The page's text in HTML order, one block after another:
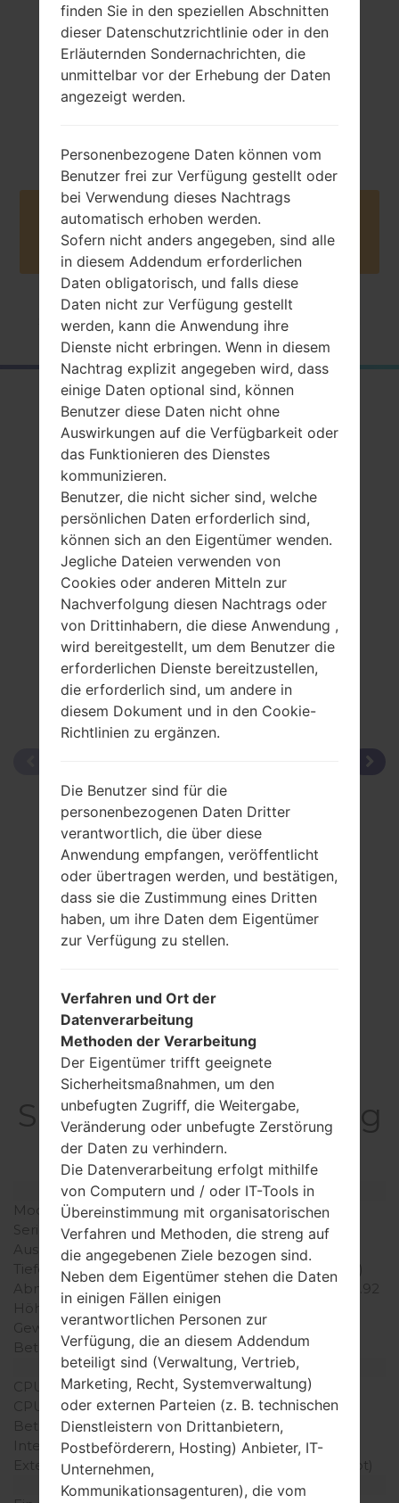
Buy accessories on Amazon
Startseite →Serie →Others →SamsungSGH-E251
RückblickSamsung
SGH-E251
Vergleiche
SpezifikationSamsung
SGH-E251
Modell und seine Eigenschaften
Modell
SamsungSGH-E251
Serie
Others
Ausgabe
Februar, 2008
Tiefe
14.1 millimeter (0.56 Zoll)
Abmessungen (Breite /
Höhe)
99.5 x 49.5 millimeter (3.92
x 1.95 Zoll)
Gewicht
80 gramm (2.82 unzen)
Betriebssystem
-
Ausrüstung
CPU
-
CPU-Kerne
-
Betriebsgedächtnis
-
Interner Speicher
25MB
Externer Speicher
microSD (dedizierter Slot)
Netzwerk und Daten
finden Sie in den speziellen Abschnitten
dieser Datenschutzrichtlinie oder in den
Erläuternden Sondernachrichten, die
unmittelbar vor der Erhebung der Daten
angezeigt werden.
Personenbezogene Daten können vom
Benutzer frei zur Verfügung gestellt oder
bei Verwendung dieses Nachtrags
automatisch erhoben werden.
Sofern nicht anders angegeben, sind alle
in diesem Addendum erforderlichen
Daten obligatorisch, und falls diese
Daten nicht zur Verfügung gestellt
werden, kann die Anwendung ihre
Dienste nicht erbringen. Wenn in diesem
Nachtrag explizit angegeben wird, dass
einige Daten optional sind, können
Benutzer diese Daten nicht ohne
Auswirkungen auf die Verfügbarkeit oder
das Funktionieren des Dienstes
kommunizieren.
Benutzer, die nicht sicher sind, welche
persönlichen Daten erforderlich sind,
können sich an den Eigentümer wenden.
Jegliche Dateien verwenden von
Cookies oder anderen Mitteln zur
Nachverfolgung diesen Nachtrags oder
von Drittinhabern, die diese Anwendung ,
wird bereitgestellt, um dem Benutzer die
erforderlichen Dienste bereitzustellen,
die erforderlich sind, um andere in
diesem Dokument und in den Cookie-
Richtlinien zu ergänzen.
Die Benutzer sind für die
personenbezogenen Daten Dritter
verantwortlich, die über diese
Anwendung empfangen, veröffentlicht
oder übertragen werden, und bestätigen,
dass sie die Zustimmung eines Dritten
haben, um ihre Daten dem Eigentümer
zur Verfügung zu stellen.
Verfahren und Ort der
Datenverarbeitung
Methoden der Verarbeitung
Der Eigentümer trifft geeignete
Sicherheitsmaßnahmen, um den
unbefugten Zugriff, die Weitergabe,
Veränderung oder unbefugte Zerstörung
der Daten zu verhindern.
Die Datenverarbeitung erfolgt mithilfe
von Computern und / oder IT-Tools in
Übereinstimmung mit organisatorischen
Verfahren und Methoden, die streng auf
die angegebenen Ziele bezogen sind.
Neben dem Eigentümer stehen die Daten
in einigen Fällen einigen
verantwortlichen Personen zur
Verfügung, die an diesem Addendum
beteiligt sind (Verwaltung, Vertrieb,
Marketing, Recht, Systemverwaltung)
oder externen Parteien (z. B. technischen
Dienstleistern von Drittanbietern,
Postbeförderern, Hosting) Anbieter, IT-
Unternehmen,
Kommunikationsagenturen), die vom